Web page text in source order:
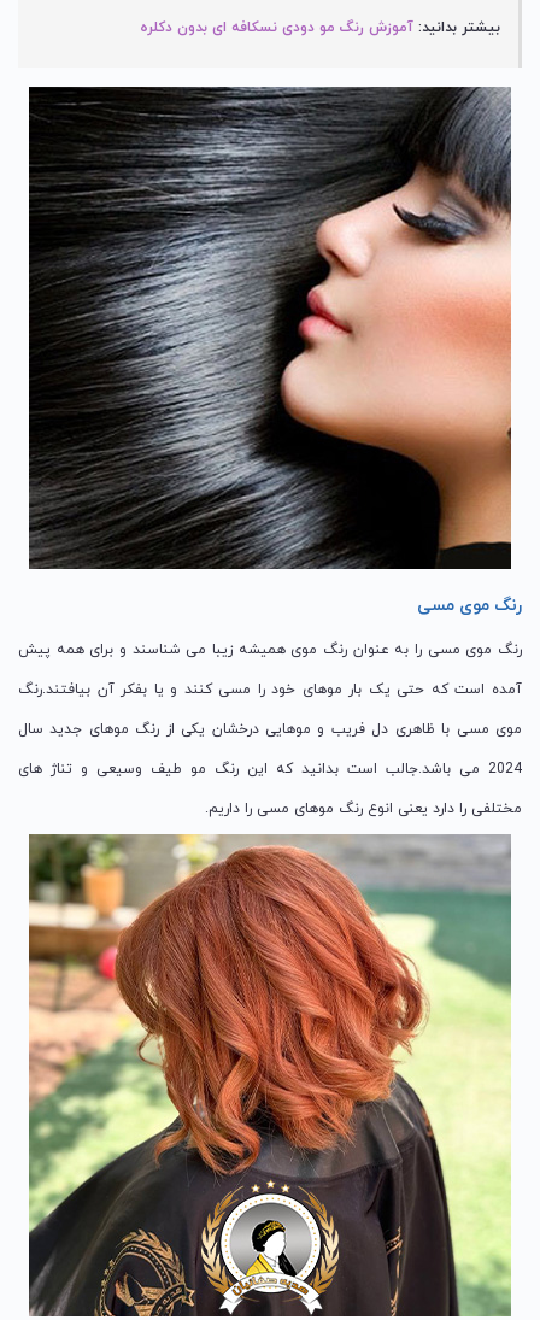
بیشتر بدانید: آموزش رنگ مو دودی نسکافه ای بدون دکلره
رنگ موی مسی
رنگ موی مسی را به عنوان رنگ موی همیشه زیبا می شناسند و برای همه پیش
آمده است که حتی یک بار موهای خود را مسی کنند و یا بفکر آن بیافتند.رنگ
موی مسی با ظاهری دل فریب و موهایی درخشان یکی از رنگ موهای جدید سال
2024 می باشد.جالب است بدانید که این رنگ مو طیف وسیعی و تناژ های
مختلفی را دارد یعنی انوع رنگ موهای مسی را داریم.